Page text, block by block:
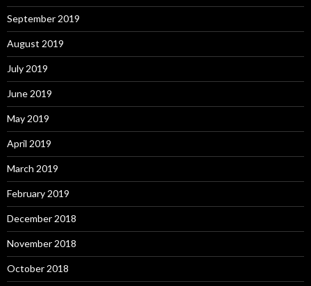
September 2019
August 2019
July 2019
June 2019
May 2019
April 2019
March 2019
February 2019
December 2018
November 2018
October 2018